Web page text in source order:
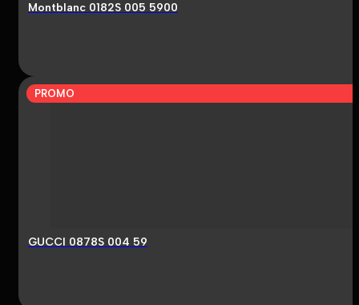
Montblanc 0182S 005 5900
PROMO
GUCCI 0878S 004 59